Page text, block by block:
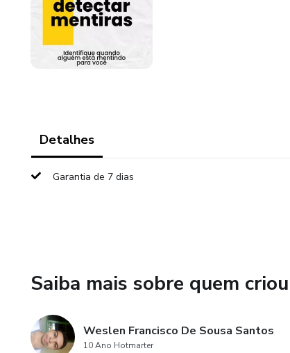
Detalhes
Garantia de 7 dias
Saiba mais sobre quem
Weslen Francisco De Sousa Santos
10 Ano Hotmarter